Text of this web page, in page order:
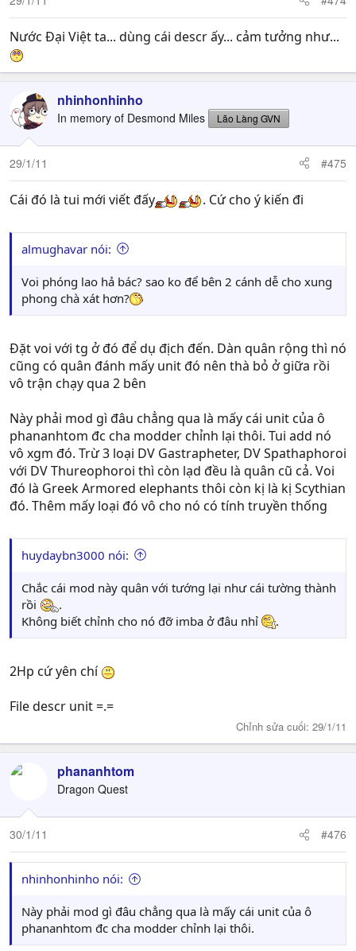
"mysterious, bloodthirsty" barbarian horde at the gate of
Rome
Đông như rừng lại có cả voi
Quân bắn nỏ bắt đầu trận chiến
Mưa lao
Nước Đại Việt ta... dùng cái descr ấy... cảm tưởng như...
nhinhonhinho
In memory of Desmond Miles Lão Làng GVN
29/1/11 #475
Cái đó là tui mới viết đấy . Cứ cho ý kiến đi
almughavar nói:
Voi phóng lao hả bác? sao ko để bên 2 cánh dễ cho xung
phong chà xát hơn?
Đặt voi với tg ở đó để dụ địch đến. Dàn quân rộng thì nó
cũng có quân đánh mấy unit đó nên thà bỏ ở giữa rồi
vô trận chạy qua 2 bên
Này phải mod gì đâu chẳng qua là mấy cái unit của ô
phananhtom đc cha modder chỉnh lại thôi. Tui add nó
vô xgm đó. Trừ 3 loại DV Gastrapheter, DV Spathaphoroi
với DV Thureophoroi thì còn lạd đều là quân cũ cả. Voi
đó là Greek Armored elephants thôi còn kị là kị Scythian
đó. Thêm mấy loại đó vô cho nó có tính truyền thống
huydaybn3000 nói:
Chắc cái mod này quân với tướng lại như cái tường thành
rồi
.
Không biết chỉnh cho nó đỡ imba ở đâu nhỉ
.
2Hp cứ yên chí
File descr unit =.=
Chỉnh sửa cuối: 29/1/11
phananhtom
Dragon Quest
30/1/11 #476
nhinhonhinho nói:
Này phải mod gì đâu chẳng qua là mấy cái unit của ô
phananhtom đc cha modder chỉnh lại thôi.